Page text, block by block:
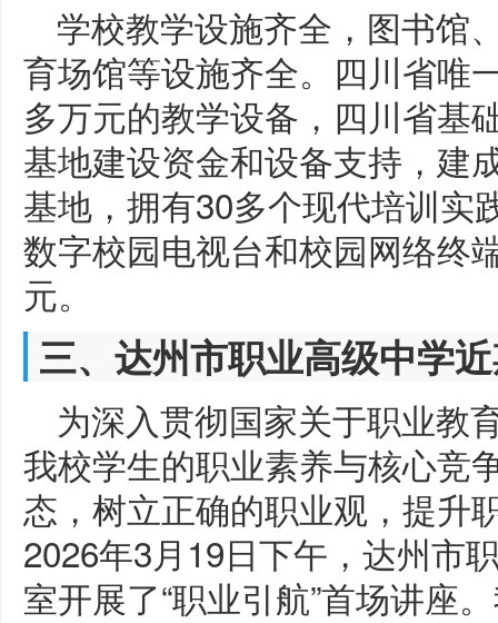
学校教学设施齐全，图书馆
育场馆等设施齐全。四川省唯
多万元的教学设备，四川省基
基地建设资金和设备支持，建
基地，拥有30多个现代培训实
数字校园电视台和校园网络终
元。
三、达州市职业高级中学
为深入贯彻国家关于职业教
我校学生的职业素养与核心竞
态，树立正确的职业观，提升
2026年3月19日下午，达州市
室开展了“职业引航”首场讲座